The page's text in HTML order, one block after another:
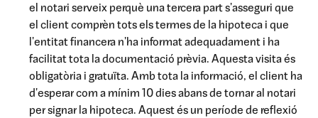
el notari serveix perquè una tercera part s'asseguri que
el client comprèn tots els termes de la hipoteca i que
l'entitat financera n'ha informat adequadament i ha
facilitat tota la documentació prèvia. Aquesta visita és
obligatòria i gratuïta. Amb tota la informació, el client ha
d'esperar com a mínim 10 dies abans de tornar al notari
per signar la hipoteca. Aquest és un període de reflexió